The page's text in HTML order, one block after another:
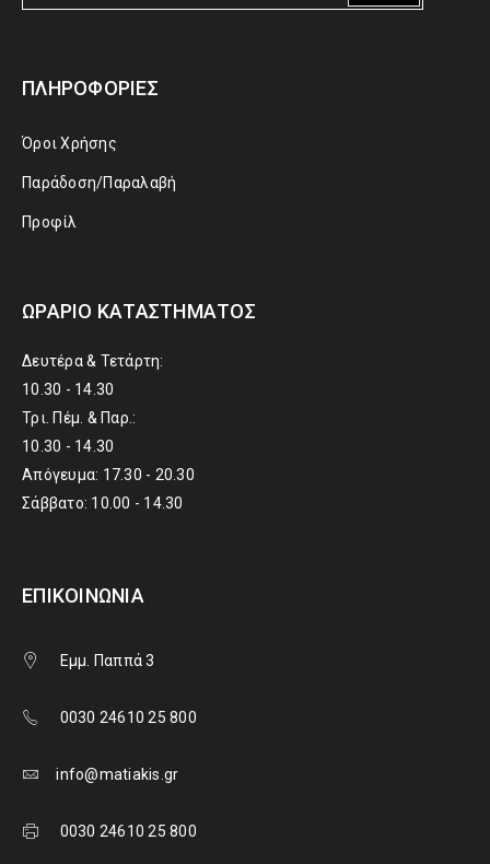
ΠΛΗΡΟΦΟΡΊΕΣ
Όροι Χρήσης
Παράδοση/Παραλαβή
Προφίλ
ΩΡΆΡΙΟ ΚΑΤΑΣΤΉΜΑΤΟΣ
Δευτέρα & Τετάρτη:
10.30 - 14.30
Τρι. Πέμ. & Παρ.:
10.30 - 14.30
Απόγευμα: 17.30 - 20.30
Σάββατο: 10.00 - 14.30
ΕΠΙΚΟΙΝΩΝΊΑ
Εμμ. Παππά 3
0030 24610 25 800
info@matiakis.gr
0030 24610 25 800